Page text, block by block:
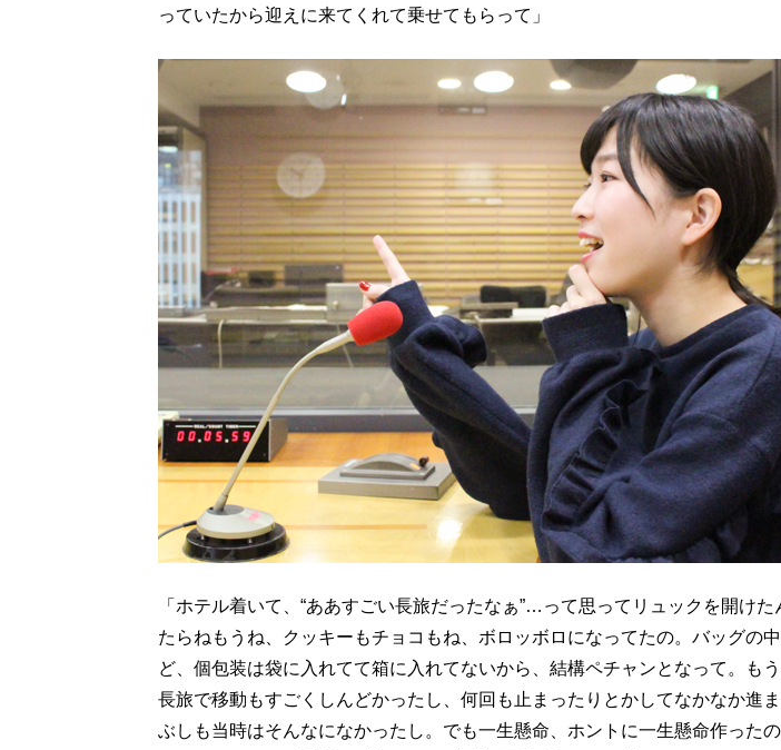
っていたから迎えに来てくれて乗せてもらって」
「ホテル着いて、“ああすごい長旅だったなぁ”…って思ってリュックを開けた
たらねもうね、クッキーもチョコもね、ボロッボロになってたの。バッグの
ど、個包装は袋に入れてて箱に入れてないから、結構ペチャンとなって。も
長旅で移動もすごくしんどかったし、何回も止まったりとかしてなかなか進
ぶしも当時はそんなになかったし。でも一生懸命、ホントに一生懸命作った